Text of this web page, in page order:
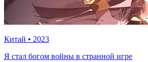
Китай • 2023
Я стал богом войны в странной игре